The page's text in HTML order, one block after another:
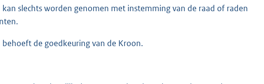
slechts worden genomen met instemming van de raad of raden
de goedkeuring van de Kroon.